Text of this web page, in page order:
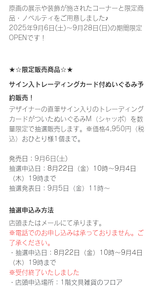
原画の展示や装飾が施されたコーナーと限定商
品・ノベルティをご用意しました♪
2025年9月6日(土)～9月28日(日)の期間限定
OPENです！
★☆限定販売商品☆★
サイン入トレーディングカード付ぬいぐるみ予
約販売！
デザイナーの直筆サイン入りのトレーディング
カードがついたぬいぐるみM（シャッポ）を数
量限定で抽選販売 します。※価格4,950円（税
込） おひとり様1個まで。
発売日： 9月6日(土)
抽選申込日： 8月22日（金）10時～9月4日
（木）
19時まで
抽選発表日：9月5日（金）11時～
抽選申込み方法
店頭またはメールにて承ります。
※電話でのお申し込みは承っておりません。ご
了承ください。
・抽選申込日： 8月22日（金）10時～9月4日
（木）
19時まで
※受付終了いたしました
・店頭申込場所：1階文具雑貨のフロア